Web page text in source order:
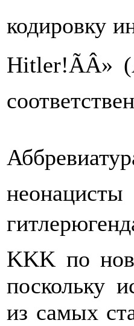
кодировку
Hitler!ÃÂ»
KKK по
поскольку
из самых